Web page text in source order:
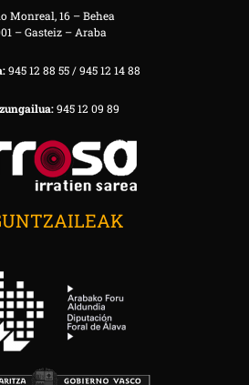
Monreal, 16 – Behea
– Gasteiz – Araba
945 12 88 55 / 945 12 14 88
945 12 09 89